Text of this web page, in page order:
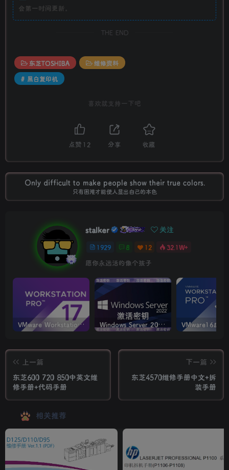
会第一时间更新。
THE END
东芝TOSHIBA
维修资料
# 黑白复印机
喜欢就支持一下吧
点赞 12 分享 收藏
Only difficult to make people show their true colors.
只有困难才能使人显出自己的本色
stalker 关注
1929 8 12
32.1W+
愿你永远活的像个孩子
VMware Workstation PRO v17.6.4 正式版_虚拟机(带激活密钥) Windows Server 2022激活密钥 2024 5月更新
上一篇
东芝600 720 850中英文维
修手册+代码手册
下一篇
东芝4570维修手册中文+拆
装手册
相关推荐